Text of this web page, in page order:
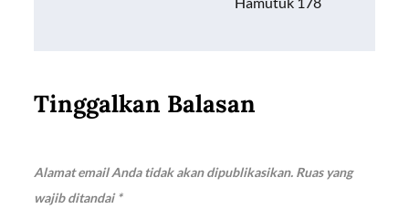
Tinggalkan Balasan
Alamat email Anda tidak akan dipublikasikan. Ruas yang
wajib ditandai*